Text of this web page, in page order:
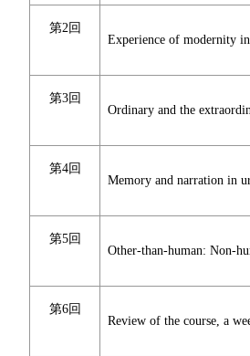
第2回
Experience of modernity in
第3回
Ordinary and the
第4回
Memory and narration in
第5回
Other-than-human: Non-
第6回
Review of the course, a